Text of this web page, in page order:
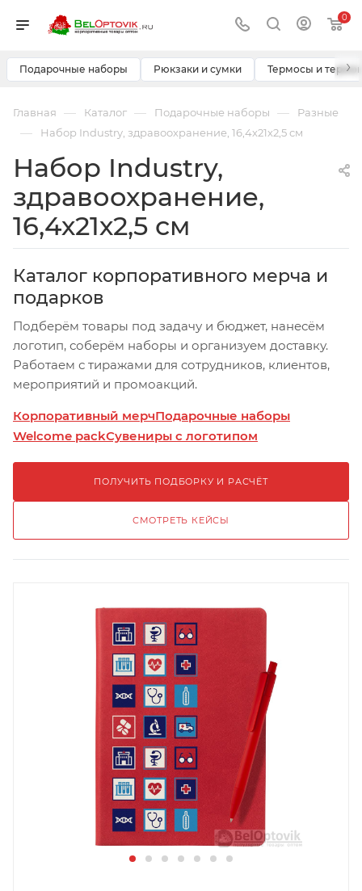
0
Подарочные наборы Рюкзаки и сумки Термосы и ›
Главная — Каталог — Подарочные наборы — Разные
— Набор Industry, здравоохранение, 16,4х21х2,5 см
Набор Industry,
здравоохранение,
16,4х21х2,5 см
Каталог корпоративного мерча и
подарков
Подберём товары под задачу и бюджет, нанесём
логотип, соберём наборы и организуем доставку.
Работаем с тиражами для сотрудников, клиентов,
мероприятий и промоакций.
Корпоративный мерчПодарочные наборы
Welcome packСувениры с логотипом
ПОЛУЧИТЬ ПОДБОРКУ И РАСЧЁТ
СМОТРЕТЬ КЕЙСЫ